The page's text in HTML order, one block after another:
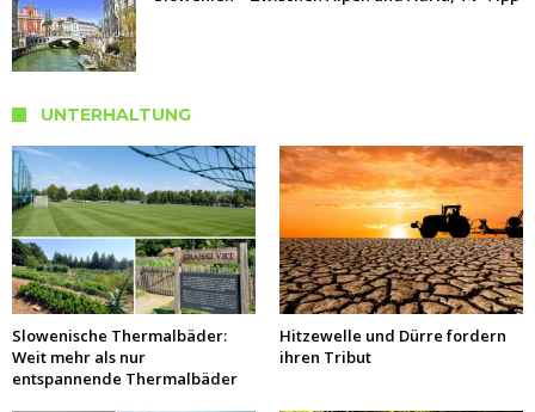
UNTERHALTUNG
Slowenische Thermalbäder:
Weit mehr als nur
entspannende Thermalbäder
Hitzewelle und Dürre fordern
ihren Tribut